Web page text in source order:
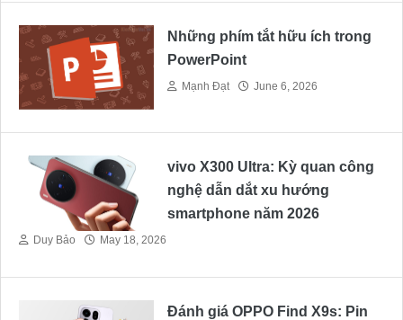
Những phím tắt hữu ích trong
PowerPoint
Mạnh Đạt June 6, 2026
vivo X300 Ultra: Kỳ quan công
nghệ dẫn dắt xu hướng
smartphone năm 2026
Duy Bảo May 18, 2026
Đánh giá OPPO Find X9s: Pin